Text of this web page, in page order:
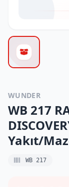
WUNDER
WB 217
Yakıt/
WB 217